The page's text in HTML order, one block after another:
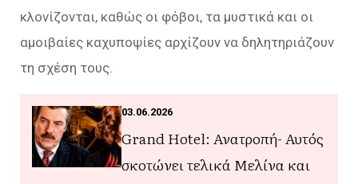
κλονίζονται, καθώς οι φόβοι, τα μυστικά και οι
αμοιβαίες καχυποψίες αρχίζουν να δηλητηριάζουν
τη σχέση τους.
03.06.2026
Grand Hotel: Ανατροπή- Αυτός
σκοτώνει τελικά Μελίνα και